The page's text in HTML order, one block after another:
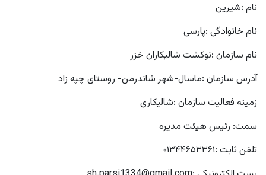
نام :شیرین
نام خانوادگی :پارسی
نام سازمان :نوکشت شالیکاران خزر
آدرس سازمان :ماسال-شهر شاندرمن- روستای چپه زاد
زمینه فعالیت سازمان :شالیکاری
سمت: رئیس هیئت مدیره
تلفن ثابت :۰۱۳۴۴۶۵۳۳۶۱